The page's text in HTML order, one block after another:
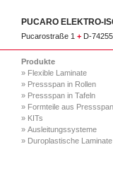
PUCARO ELEKTRO-
Pucarostraße 1 + D-
Produkte
» Flexible Laminate
» Pressspan in Rollen
» Pressspan in Tafeln
» Formteile aus Pressspan
» KITs
» Ausleitungssysteme
» Duroplastische Laminate